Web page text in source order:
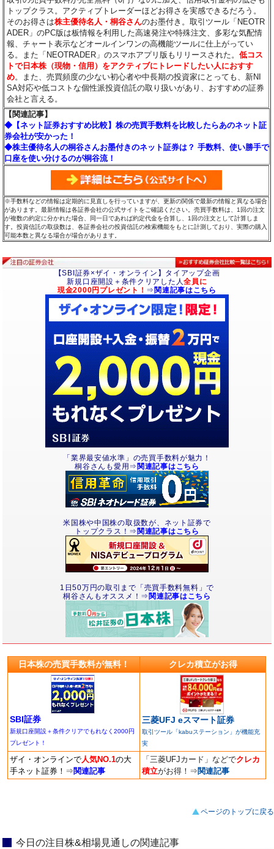
トップクラス。アクティブトレーダーほどお得さを実感できるだろう。
そのお得さは株主優待名人・桐谷さんのお墨付き。取引ツール「NEOTR
ADER」のPC版は板情報を利用した高速発注や特殊注文、多彩な気配情
報、チャート表示などオールインワンの高機能ツールに仕上がってい
る。また「NEOTRADER」のスマホアプリ版もリリースされた。低コス
トで日本株（現物・信用）をアクティブにトレードしたい人におすす
め。また、売買頻度の少ない初心者や中長期の投資家にとっても、新NI
SA対応や低コストな個性派投資信託の取り扱いがあり、おすすめの証券
会社と言える。
【関連記事】
◆【ネット証券おすすめ比較】株の売買手数料を比較したらあのネット証
券会社が安かった！
◆株主優待名人の桐谷さんお墨付きのネット証券は？ 手数料、使い勝手で
口座を使い分けるのが桐谷流！
※手数料などの情報は定期的に見直しを行っていますが、更新の関係で最新の情報と異なる場合
があります。最新情報は各証券会社の公式サイトをご確認ください。売買手数料は、1回の注文
が複数の約定に分かれた場合、同一日であれば約定代金を合算し、1回の注文として計算しま
す。投資信託の取扱数は、各証券会社の投資信託の検索機能をもとに計測しており、実際の購入
可能本数と異なる場合が場合があります。
【SBI証券×ザイ・オンライン】タイアップ企画
新規口座開設＋条件クリアした人全員に
現金2000円プレゼント！ ⇒ 関連記事はこちら
「業界最安値水準」の売買手数料が魅力！
桐谷さんも愛用⇒ 関連記事はこちら
米国株や中国株の取扱数が、ネット証券で
トップクラス！⇒ 関連記事はこちら
1日50万円の取引まで「売買手数料無料」で
桐谷さんもオススメ！⇒ 関連記事はこちら
日本株の売買手数料が無料！ クレカ積立がお得
SBI証券
新規口座開設＋条件クリアでもれなく2000円
プレゼント！
三菱UFJ eスマート証券
取引ツール「kabuステーション」が機能充
実
ザイ・オンラインで 人気NO.1の大
手ネット証券！ ⇒関連記事
「三菱UFJカード」などでクレカ
積立がお得！ ⇒関連記事
ページのトップに戻る
今日の注目株&相場見通しの関連記事